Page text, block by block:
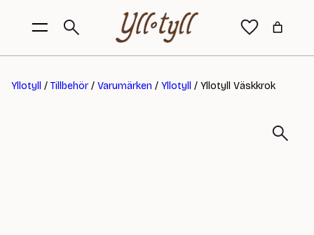
Yllotyll / Tillbehör/ Varumärken / Yllotyll / Yllotyll Väskkrok